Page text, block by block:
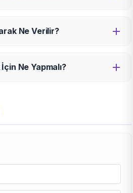
Ne Verilir?
Ne Yapmalı?